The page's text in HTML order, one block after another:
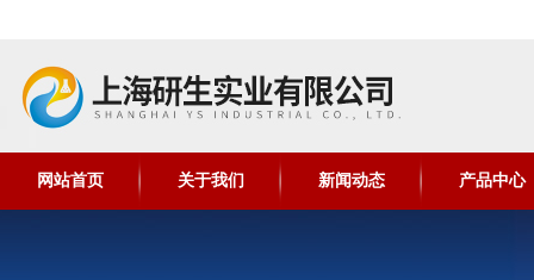
网站首页 关于我们 新闻动态 产品中心